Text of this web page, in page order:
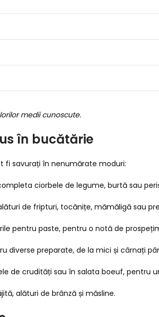
medii cunoscute.
în bucătărie
fi savurați în nenumărate moduri:
ciorbele de legume, burtă sau
de fripturi, tocănițe, mămăligă sau
pentru paste, pentru o notă de
diverse preparate, de la mici și cârnați
de crudități sau în salata boeuf, pentru
alături de brânză și măsline.